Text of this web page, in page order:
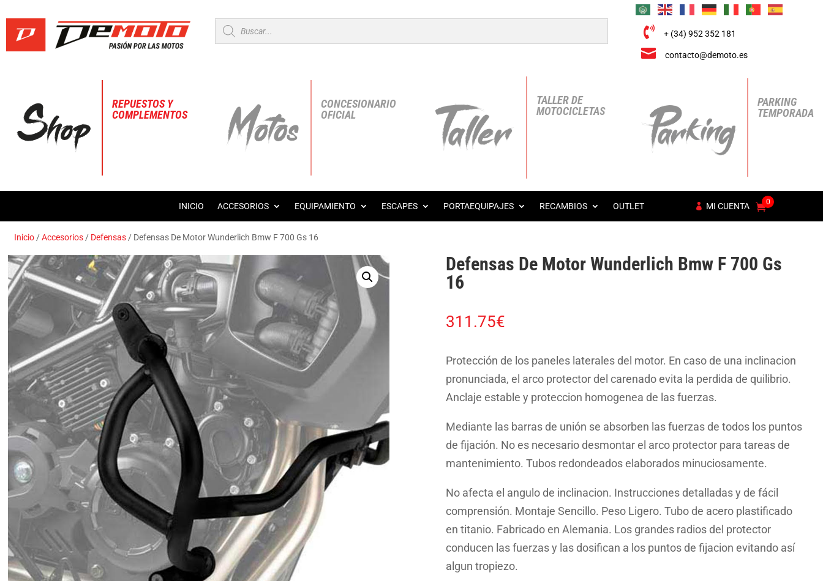
Búsqueda
de
productos
 + (34) 952 352 181
 contacto@demoto.es
REPUESTOS Y
COMPLEMENTOS
CONCESIONARIO
OFICIAL
TALLER DE
MOTOCICLETAS
PARKING
TEMPORADA
INICIO ACCESORIOS EQUIPAMIENTO ESCAPES PORTAEQUIPAJES RECAMBIOS OUTLET MI CUENTA 0
Inicio /Accesorios / Defensas / Defensas De Motor Wunderlich Bmw F 700 Gs 16
Defensas De Motor Wunderlich Bmw F 700 Gs
16
311.75€
Protección de los paneles laterales del motor. En caso de una inclinacion
pronunciada, el arco protector del carenado evita la perdida de quilibrio.
Anclaje estable y proteccion homogenea de las fuerzas.
Mediante las barras de unión se absorben las fuerzas de todos los puntos
de fijación. No es necesario desmontar el arco protector para tareas de
mantenimiento. Tubos redondeados elaborados minuciosamente.
No afecta el angulo de inclinacion. Instrucciones detalladas y de fácil
comprensión. Montaje Sencillo. Peso Ligero. Tubo de acero plastificado
en titanio. Fabricado en Alemania. Los grandes radios del protector
conducen las fuerzas y las dosifican a los puntos de fijacion evitando así
algun tropiezo.